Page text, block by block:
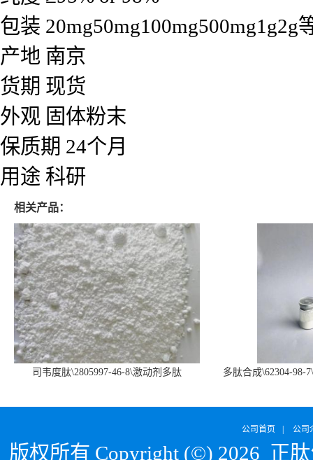
包装 20mg50mg100mg500mg1g2g
产地 南京
货期 现货
外观 固体粉末
保质期 24个月
用途 科研
相关产品：
司韦度肽\2805997-46-8\激动剂多肽
多肽合成\62304-98-
公司首页 公司
版权所有 Copyright (©) 2026 正